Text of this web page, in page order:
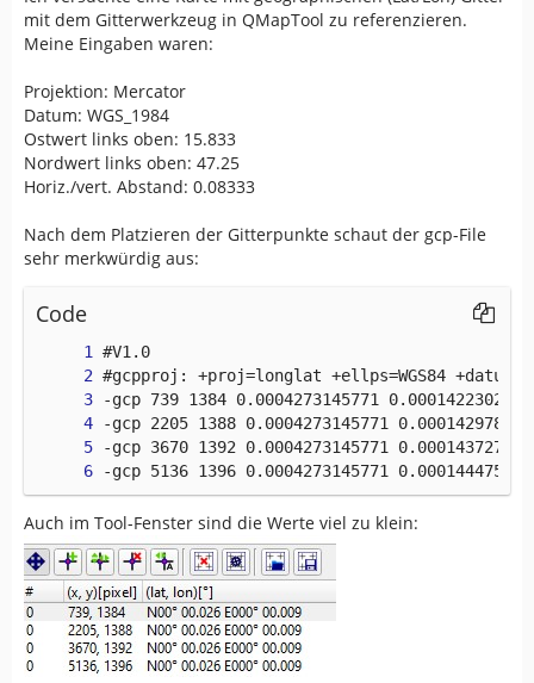
mit dem Gitterwerkzeug in QMapTool zu referenzieren.
Meine Eingaben waren:
Projektion: Mercator
Datum: WGS_1984
Ostwert links oben: 15.833
Nordwert links oben: 47.25
Horiz./vert. Abstand: 0.08333
Nach dem Platzieren der Gitterpunkte schaut der gcp-File
sehr merkwürdig aus:
Code
-gcp 5136 1396 0.0004273145771
Auch im Tool-Fenster sind die Werte viel zu klein: